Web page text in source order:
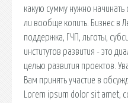
какую сумму нужно
ли вообще копить. Бизнес в
поддержка, ГЧП, льготы,
институтов развития - это
целью развития проектов.
Вам принять участие в
Lorem ipsum dolor sit amet,